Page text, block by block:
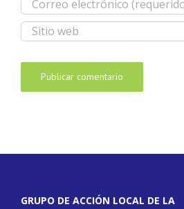
GRUPO DE ACCIÓN LOCAL DE LA